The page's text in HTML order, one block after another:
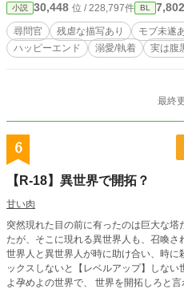
小説 30,448 位 / 228,797件 BL 7,802
尋問官 残虐な描写あり モブ未遂
ハッピーエンド
溺愛/執着 実は腹
最終
6
【R-18】異世界で開拓？
甘い肉
突然現れた目の前に有ったのは巨大な
たが、そこに現れる異世界人も、召喚
世界人と異世界人が時に助け合い、時に殺し合う世界。
ックスしないと【レベルアップ】しな
よ孕めよの世界で、 世界を開拓しろと